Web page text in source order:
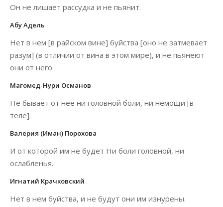
Он не лишает рассудка и не пьянит.
Абу Адель
Нет в нем [в райском вине] буйства [оно не затмевает
разум] (в отличии от вина в этом мире), и не пьянеют
они от него.
Магомед-Нури Османов
Не бывает от нее ни головной боли, ни немощи [в
теле].
Валерия (Иман) Порохова
И от которой им не будет Ни боли головной, ни
ослабленья.
Игнатий Крачковский
Нет в нем буйства, и не будут они им изнурены.